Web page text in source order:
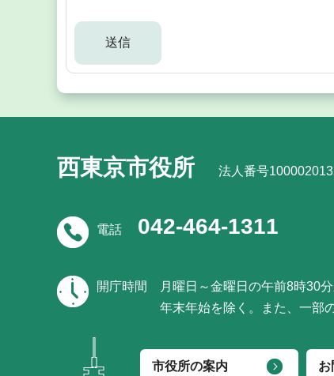
西東京市役所 法人番号
電話 042-464-1311
開庁時間
月曜日～金曜日の午前8時30
年末年始を除く。また、一部
市役所の案内 お